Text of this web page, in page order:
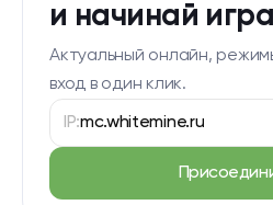
и начинай
Актуальный онлайн,
вход в один клик.
IP:mc.whitemine.ru